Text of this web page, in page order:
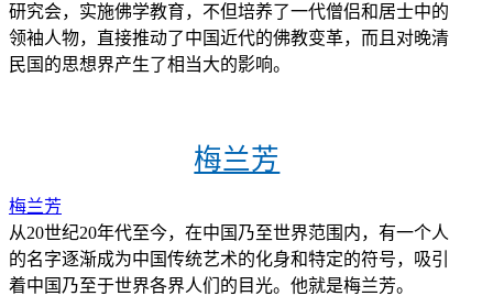
研究会，实施佛学教育，不但培养了一代僧侣和居士中的
领袖人物，直接推动了中国近代的佛教变革，而且对晚清
民国的思想界产生了相当大的影响。
梅兰芳
梅兰芳
从20世纪20年代至今，在中国乃至世界范围内，有一个人
的名字逐渐成为中国传统艺术的化身和特定的符号，吸引
着中国乃至于世界各界人们的目光。他就是梅兰芳。